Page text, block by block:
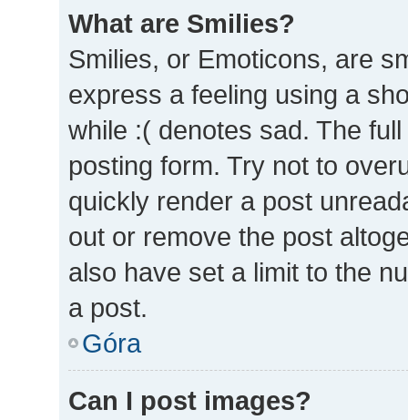
What are Smilies?
Smilies, or Emoticons, are
express a feeling using a
while :( denotes sad. The
posting form. Try not to
quickly render a post
out or remove the post
also have set a limit to the
a post.
Góra
Can I post images?